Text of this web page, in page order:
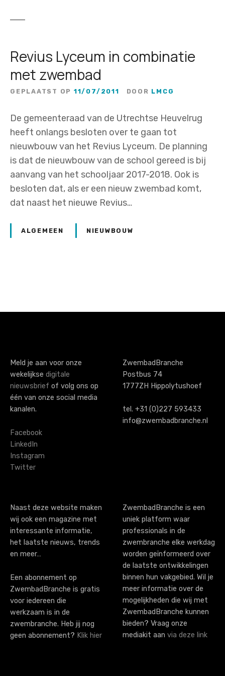
Revius Lyceum in combinatie
met zwembad
GEPLAATST OP 11/07/2011 DOOR LMCG
De gemeenteraad van de Utrechtse Heuvelrug
heeft onlangs besloten over te gaan tot
nieuwbouw van het Revius Lyceum. De planning
is dat de nieuwbouw van de school gereed is bij
aanvang van het schooljaar 2017-2018. Ook is
besloten dat, als er een nieuw zwembad komt,
dat naast het nieuwe Revius…
ALGEMEEN NIEUWBOUW
o
s
n
a
i
g
a
i
o
n
Meld je aan voor onze
wekelijkse digitale
nieuwsbrief of volg ons op
één van onze social media
kanalen.
Facebook
LinkedIn
Instagram
Twitter
ZwembadBranche
Postbus 74
1777ZH Hippolytushoef
tel. +31 (0)227 593433
info@zwembadbranche.nl
Naast deze website maken
wij ook een magazine met
interessante informatie,
het laatste nieuws, trends
en meer…
Een abonnement op
ZwembadBranche is gratis
voor iedereen die
werkzaam is in de
zwembranche. Heb jij nog
geen abonnement? Klik hier
ZwembadBranche is een
uniek platform waar
professionals in de
zwembranche elke werkdag
worden geïnformeerd over
de laatste ontwikkelingen
binnen hun vakgebied. Wil je
meer informatie over de
mogelijkheden die wij met
ZwembadBranche kunnen
bieden? Vraag onze
mediakit aan via deze link